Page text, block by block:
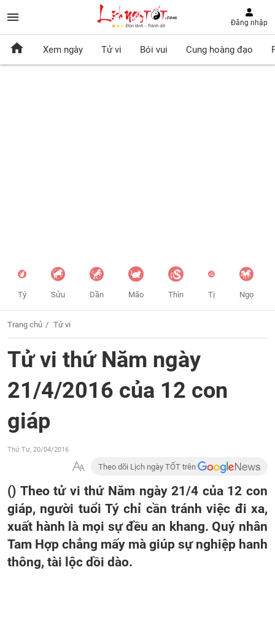
Đăng nhập
Xem ngày Tử vi Bói vui Cung hoàng đạo
Tý Sửu Dần Mão Thìn Tị Ngọ
Trang chủ Tử vi
Tử vi thứ Năm ngày
21/4/2016 của 12 con
giáp
Thứ Tư, 20/04/2016
Theo dõi Lịch ngày TỐT trên
() Theo tử vi thứ Năm ngày 21/4 của 12 con
giáp, người tuổi Tý chỉ cần tránh việc đi xa,
xuất hành là mọi sự đều an khang. Quý nhân
Tam Hợp chẳng mấy mà giúp sự nghiệp hanh
thông, tài lộc dồi dào.